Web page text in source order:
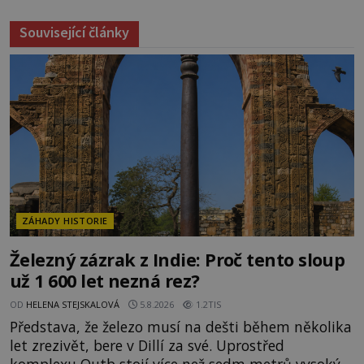
Související články
ZÁHADY HISTORIE
Železný zázrak z Indie: Proč tento sloup
už 1 600 let nezná rez?
OD HELENA STEJSKALOVÁ 5.8.2026 1.2TIS
Představa, že železo musí na dešti během několika
let zrezivět, bere v Dillí za své. Uprostřed